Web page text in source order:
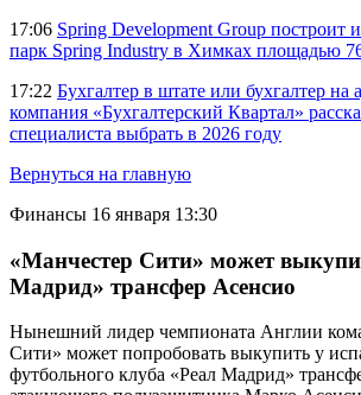
17:06 Spring Development Group построит
парк Spring Industry в Химках площадью
17:22 Бухгалтер в штате или бухгалтер на
компания «Бухгалтерский Квартал»
специалиста выбрать в 2026 году
Вернуться на главную
Финансы 16 января 13:30
«Манчестер Сити» может
Мадрид» трансфер Асенсио
Нынешний лидер чемпионата Англии
Сити» может попробовать выкупить у
футбольного клуба «Реал Мадрид»